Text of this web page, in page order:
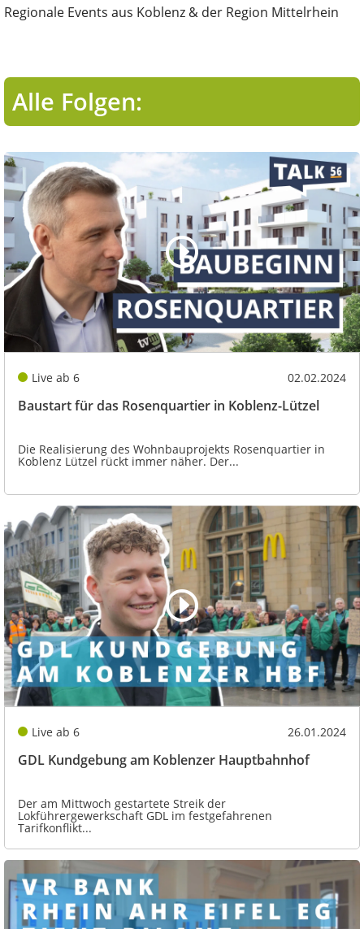
Regionale Events aus Koblenz & der Region Mittelrhein
Alle Folgen:
Live ab 6 02.02.2024
Baustart für das Rosenquartier in Koblenz-Lützel
Die Realisierung des Wohnbauprojekts Rosenquartier in
Koblenz Lützel rückt immer näher. Der...
Live ab 6 26.01.2024
GDL Kundgebung am Koblenzer Hauptbahnhof
Der am Mittwoch gestartete Streik der
Lokführergewerkschaft GDL im festgefahrenen
Tarifkonflikt...